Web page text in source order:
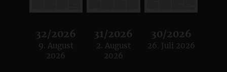
32/2026
:
9. August
2026
31/2026
:
2. August
2026
30/2026
:
26. Juli 2026